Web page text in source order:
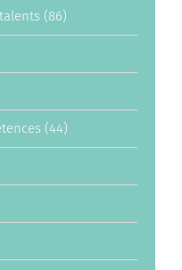
(86)
(44)